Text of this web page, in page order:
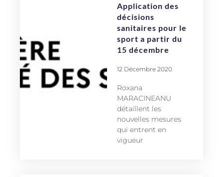
Application des
décisions
sanitaires pour le
sport a partir du
15 décembre
12 Décembre 2020
Roxana
MARACINEANU
détaillent les
nouvelles mesures
qui entrent en
vigueur